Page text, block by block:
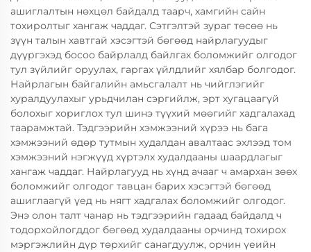
ашиглалтын нөхцөл байдалд таарч, хамгийн сайн
тохиролтыг хангаж чаддаг. Сэтгэлтэй зураг төсөө нь
зүүн талын хавтгай хэсэгтэй бөгөөд найрлагуудыг
дүүргэхэд босоо байрлалд байлгах боломжийг олгодог
тул зүйлийг оруулах, гаргах үйлдлийг хялбар болгодог.
Найрлагын байгалийн амьсгалалт нь чийглэгийг
хуралдуулахыг урьдчилан сэргийлж, эрт хугацаагүй
болохыг хориглох тул шинэ түүхий мөөгийг хадгалахад
таарамжтай. Тэдгээрийн хэмжээний хүрээ нь бага
хэмжээний өдөр тутмын худалдан авалтаас эхлээд том
хэмжээний нэгжүүд хүртэлх худалдааны шаардлагыг
хангаж чаддаг. Найрлагууд нь хүнд ачааг ч амархан зөөх
боломжийг олгодог тавцан барих хэсэгтэй бөгөөд
ашиглаагүй үед нь нягт хадгалах боломжийг олгодог.
Энэ олон талт чанар нь тэдгээрийн гадаад байдалд ч
тодорхойлогддог бөгөөд худалдааны орчинд тохирох
мэргэжлийн дүр төрхийг санагдуулж, орчин үеийн